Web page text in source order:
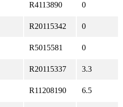
R4113890 0
R20115342 0
R5015581 0
R20115337 3.3
R11208190 6.5